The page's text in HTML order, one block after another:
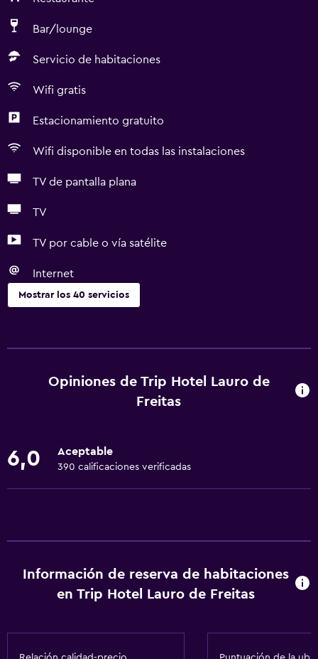
Bar/lounge
Servicio de habitaciones
Wifi gratis
Estacionamiento gratuito
Wifi disponible en todas las instalaciones
TV de pantalla plana
TV
TV por cable o vía satélite
Internet
Mostrar los 40 servicios
Wifi gratis
Dispositivo hotspot móvil
Wifi disponible en todas las instalaciones
Ventilador
Aire acondicionado
Restaurante
Bar/lounge
Opiniones de Trip Hotel Lauro de
Freitas
6,0 Aceptable
390 calificaciones verificadas
Información de reserva de habitaciones
en Trip Hotel Lauro de Freitas